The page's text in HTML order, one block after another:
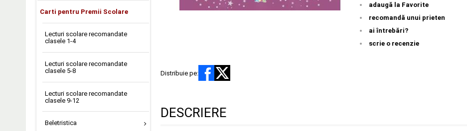
Carti pentru Premii Scolare
Lecturi scolare recomandate
clasele 1-4
Lecturi scolare recomandate
clasele 5-8
Lecturi scolare recomandate
clasele 9-12
Beletristica
adaugă la Favorite
recomandă unui prieten
ai întrebări?
scrie o recenzie
Distribuie pe:
DESCRIERE